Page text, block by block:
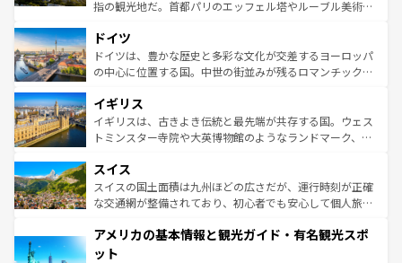
せる。地方によって風土や気候が異なるスペインはその個
性で訪れる人を魅了する。 なお、新着のスペイン情報は コ
ンテンツ一覧を参照してほしい。
指の観光地だ。首都パリのエッフェル塔やルーブル美術館
で、幅広い魅力が詰まっている。華麗な宮殿、歴史的な大
聖堂、美しいビーチ、そして豊かな自然が、訪れる者を心
から魅了する。また、フランスは美食の国としても知ら
いる。シャンパンの発祥地であるランス、プロヴァンスの
香り高いラベンダー畑など、多彩な楽しみ方が可能だ。さ
らに、パリ以外の地域にも魅力が溢れており、どの街角に
れる地方に足を運ぶとそれぞれで全く異なる文化を体験で
きるだろう。 なお、新着のフランス情報はコンテンツ一覧
を参照してほしい。
ドイツ
ドイツは、豊かな歴史と多彩な文化が交差するヨーロッパ
の中心に位置する国。中世の街並みが残るロマンチック街
顔を持つこの国は、どこを歩いても飽きることがない。ベ
ルリンの文化的活気、バイエルン州のアルプスの絶景、そ
してライン川沿いのワイン畑といった風景は必見。ビール
は、お酒好きな人にはぜひ体験してほしい。 なお、新着の
ドイツ情報はコンテンツ一覧を参照してほしい。
イギリス
イギリスは、古きよき伝統と最先端が共存する国。ウェス
トミンスター寺院や大英博物館のようなランドマーク、歴
リアごとに異なる魅力がある。また、優雅なアフタヌーン
ティー、ビール好きにはたまらない英国パブ、サッカー観
戦など、本場だからこそできる体験も豊富。イギリスを旅
ンツ一覧を参照してほしい。
スイス
スイスの国土面積は九州ほどの広さだが、運行時刻が正確
な交通網が整備されており、初心者でも安心して個人旅行
の建物がそのまま残る町や、スイスならではのユニークな
博物館もあり、アルプス観光だけでなく町歩きも満喫する
アメリカの基本情報と観光ガイド・有名観光スポ
ット